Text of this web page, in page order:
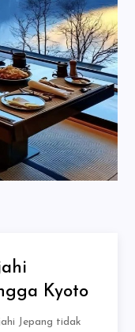
Kyoto
Jepang tidak